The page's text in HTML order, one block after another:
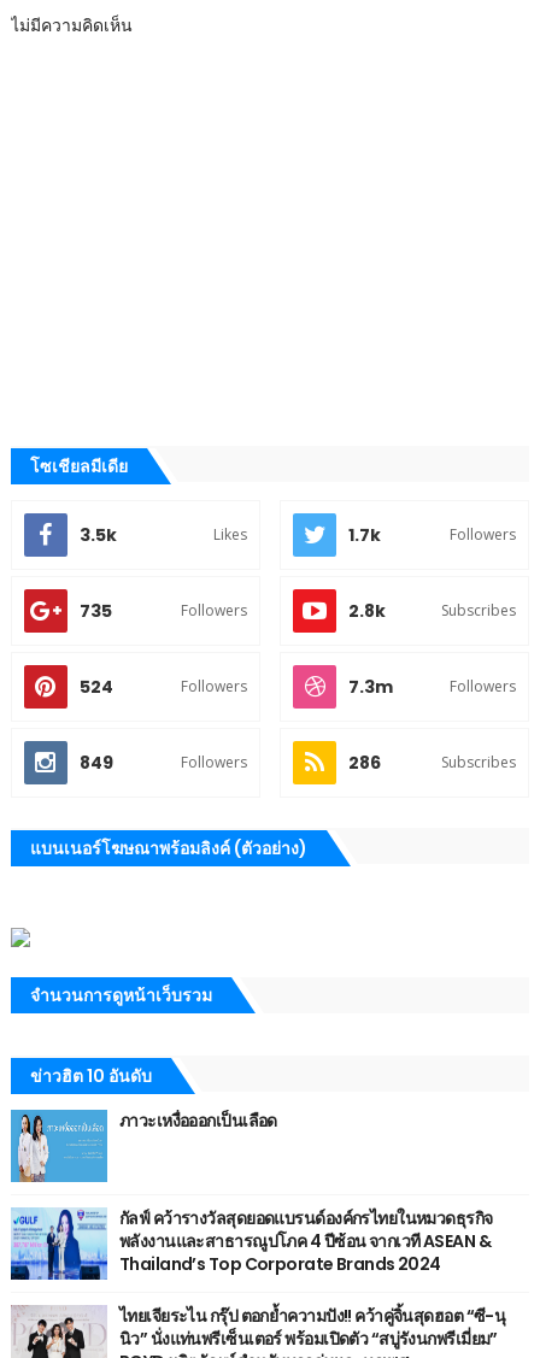
ไม่มีความคิดเห็น
โซเชียลมีเดีย
3.5k Likes 1.7k Followers
735 Followers 2.8k Subscribes
524 Followers 7.3m Followers
849 Followers 286 Subscribes
แบนเนอร์โฆษณาพร้อมลิงค์ (ตัวอย่าง)
จำนวนการดูหน้าเว็บรวม
ข่าวฮิต 10 อันดับ
ภาวะเหงื่อออกเป็นเลือด
กัลฟ์ คว้ารางวัลสุดยอดแบรนด์องค์กรไทยในหมวดธุรกิจ
พลังงานและสาธารณูปโภค 4 ปีซ้อน จากเวที ASEAN &
Thailand’s Top Corporate Brands 2024
ไทยเจียระไน กรุ๊ป ตอกย้ำความปัง!! คว้าคู่จิ้นสุดฮอต “ซี-นุ
นิว” นั่งแท่นพรีเซ็นเตอร์ พร้อมเปิดตัว “สบู่รังนกพรีเมี่ยม”